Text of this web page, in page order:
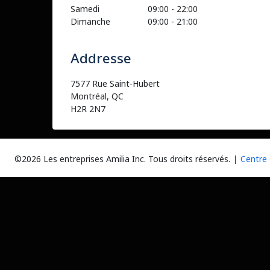
Samedi
09:00 - 22:00
Dimanche
09:00 - 21:00
Addresse
7577 Rue Saint-Hubert
Montréal, QC
H2R 2N7
©2026 Les entreprises Amilia Inc. Tous droits réservés. Centre